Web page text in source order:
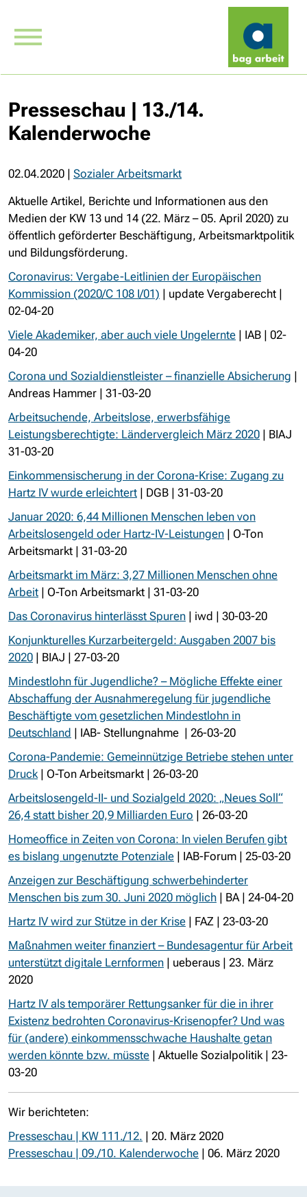
Presseschau | 13./14.
Kalenderwoche
02.04.2020 | Sozialer Arbeitsmarkt
Aktuelle Artikel, Berichte und Informationen aus den
Medien der KW 13 und 14 (22. März – 05. April 2020) zu
öffentlich geförderter Beschäftigung, Arbeitsmarktpolitik
und Bildungsförderung.
Coronavirus: Vergabe-Leitlinien der Europäischen
Kommission (2020/C 108 I/01) | update Vergaberecht |
02-04-20
Viele Akademiker, aber auch viele Ungelernte | IAB | 02-
04-20
Corona und Sozialdienstleister – finanzielle Absicherung |
Andreas Hammer | 31-03-20
Arbeitsuchende, Arbeitslose, erwerbsfähige
Leistungsberechtigte: Ländervergleich März 2020 | BIAJ
31-03-20
Einkommensischerung in der Corona-Krise: Zugang zu
Hartz IV wurde erleichtert | DGB | 31-03-20
Januar 2020: 6,44 Millionen Menschen leben von
Arbeitslosengeld oder Hartz-IV-Leistungen | O-Ton
Arbeitsmarkt | 31-03-20
Arbeitsmarkt im März: 3,27 Millionen Menschen ohne
Arbeit | O-Ton Arbeitsmarkt | 31-03-20
Das Coronavirus hinterlässt Spuren | iwd | 30-03-20
Konjunkturelles Kurzarbeitergeld: Ausgaben 2007 bis
2020 | BIAJ | 27-03-20
Mindestlohn für Jugendliche? – Mögliche Effekte einer
Abschaffung der Ausnahmeregelung für jugendliche
Beschäftigte vom gesetzlichen Mindestlohn in
Deutschland | IAB- Stellungnahme | 26-03-20
Corona-Pandemie: Gemeinnützige Betriebe stehen unter
Druck| O-Ton Arbeitsmarkt | 26-03-20
Arbeitslosengeld-II- und Sozialgeld 2020: „Neues Soll“
26,4 statt bisher 20,9 Milliarden Euro | 26-03-20
Homeoffice in Zeiten von Corona: In vielen Berufen gibt
es bislang ungenutzte Potenziale | IAB-Forum | 25-03-20
Anzeigen zur Beschäftigung schwerbehinderter
Menschen bis zum 30. Juni 2020 möglich | BA | 24-04-20
Hartz IV wird zur Stütze in der Krise | FAZ | 23-03-20
Maßnahmen weiter finanziert – Bundesagentur für Arbeit
unterstützt digitale Lernformen | ueberaus | 23. März
2020
Hartz IV als temporärer Rettungsanker für die in ihrer
Existenz bedrohten Coronavirus-Krisenopfer? Und was
für (andere) einkommensschwache Haushalte getan
werden könnte bzw. müsste | Aktuelle Sozialpolitik | 23-
03-20
Wir berichteten:
Presseschau | KW 111./12. | 20. März 2020
Presseschau | 09./10. Kalenderwoche | 06. März 2020